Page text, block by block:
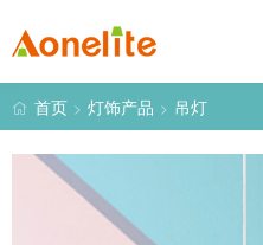
首页 > 灯饰产品 > 吊灯